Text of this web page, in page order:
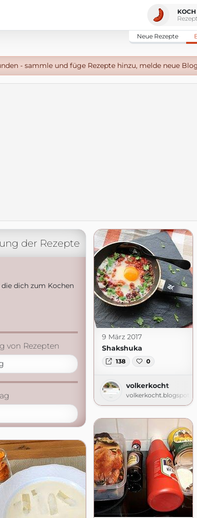
KOCH
Neue Rezepte
- sammle und füge Rezepte hinzu, melde neue
der Rezepte
dich zum Kochen
von Rezepten
9 März 2017
Shakshuka
138 0
volkerkocht